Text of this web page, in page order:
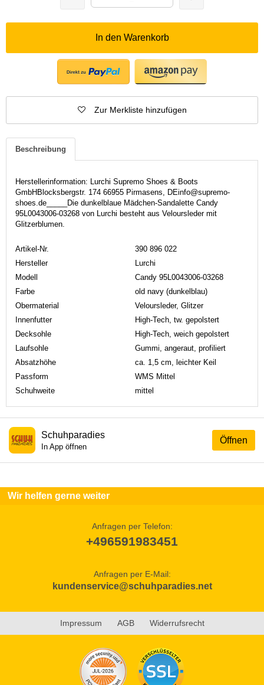
In den Warenkorb
Zur Merkliste hinzufügen
Beschreibung
Herstellerinformation: Lurchi Supremo Shoes & Boots
GmbHBlocksbergstr. 174 66955 Pirmasens, DEinfo@supremo-
shoes.de_____Die dunkelblaue Mädchen-Sandalette Candy
95L0043006-03268 von Lurchi besteht aus Veloursleder mit
Glitzerblumen.
Artikel-Nr.
390 896 022
Hersteller
Lurchi
Modell
Candy 95L0043006-03268
Farbe
old navy (dunkelblau)
Obermaterial
Veloursleder, Glitzer
Innenfutter
High-Tech, tw. gepolstert
Decksohle
High-Tech, weich gepolstert
Laufsohle
Gummi, angeraut, profiliert
Absatzhöhe
ca. 1,5 cm, leichter Keil
Passform
WMS Mittel
Schuhweite
mittel
Öffnen
Schuhparadies
In App öffnen
Wir helfen gerne weiter
Anfragen per Telefon:
+496591983451
Anfragen per E-Mail:
kundenservice@schuhparadies.net
Impressum AGB Widerrufsrecht